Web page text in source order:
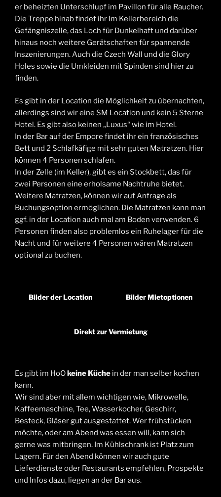
er beheizten Unterschlupf im Pavillon für alle Raucher.
Die Treppe hinab findet ihr Im Kellerbereich die
Gefängniszelle, das Loch für Dunkelhaft und darüber
hinaus noch weitere Gerätschaften für spannende
Inszenierungen. Auch die Czech Wall und die Glory
Holes sowie die Umkleiden mit Spinden sind hier zu
finden.
Es gibt in der Location die Möglichkeit zu übernachten,
allerdings sind wir eine SM Location und kein 5 Sterne
Hotel. Es gibt also keinen „Luxus“ wie im Hotel.
In der Bar auf der Empore findet ihr ein französisches
Bett und 2 Schlafkäfige mit sehr guten Matratzen. Hier
können 4 Personen schlafen.
In der Zelle (im Keller), gibt es ein Stockbett, das für
zwei Personen eine erholsame Nachtruhe bietet.
Weitere Matratzen, können wir auf Anfrage als
Buchungsoption ermöglichen. Die Matratzen kann man
ggf. in der Location auch mal am Boden verwenden. 6
Personen finden also problemlos ein Ruhelager für die
Nacht und für weitere 4 Personen wären Matratzen
optional zu buchen.
Bilder der Location Bilder Mietoptionen
Direkt zur Vermietung
Es gibt im HoOkeine Küche in der man selber kochen
kann.
Wir sind aber mit allem wichtigen wie, Mikrowelle,
Kaffeemaschine, Tee, Wasserkocher, Geschirr,
Besteck, Gläser gut ausgestattet. Wer frühstücken
möchte, oder am Abend was essen will, kann sich
gerne was mitbringen. Im Kühlschrank ist Platz zum
Lagern. Für den Abend können wir auch gute
Lieferdienste oder Restaurants empfehlen, Prospekte
und Infos dazu, liegen an der Bar aus.